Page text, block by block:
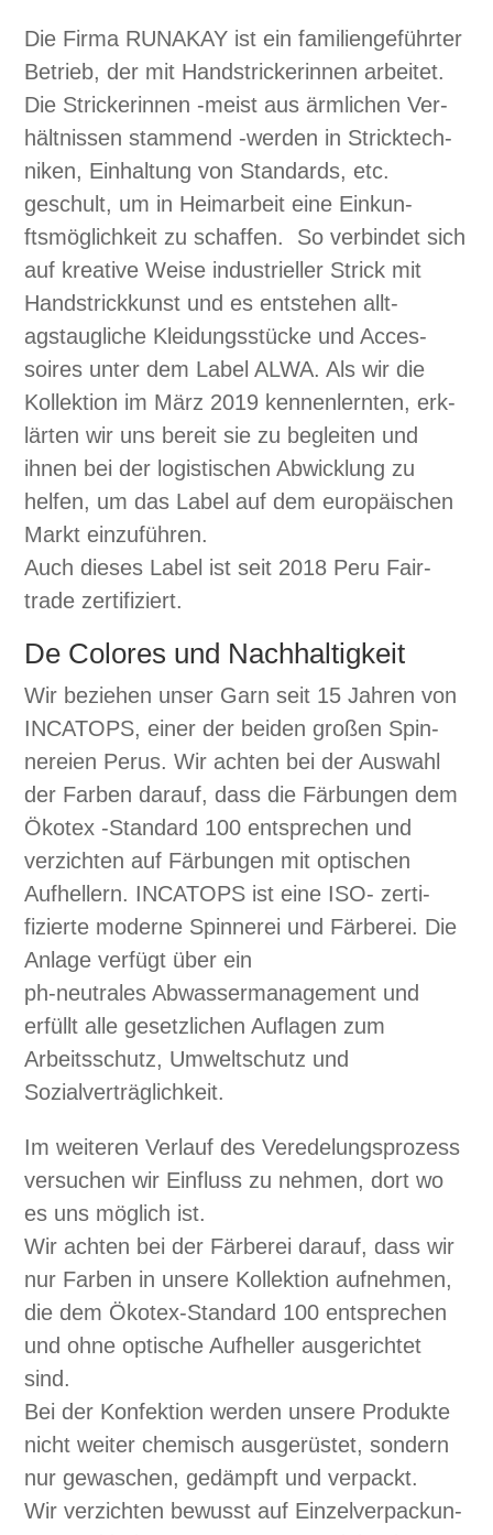
Die Fir­ma RUNAKAY ist ein fam­i­lienge­führter
Betrieb, der mit Hand­strick­erin­nen arbeit­et.
Die Strick­erin­nen ‑meist aus ärm­lichen Ver­
hält­nis­sen stam­mend ‑wer­den in Strick­tech­
niken, Ein­hal­tung von Stan­dards, etc.
geschult, um in Heimar­beit eine Einkun­
ftsmöglichkeit zu schaf­fen. So verbindet sich
auf kreative Weise indus­trieller Strick mit
Hand­strick­kun­st und es entste­hen all­t­
agstaugliche Klei­dungsstücke und Acces­
soires unter dem Label ALWA. Als wir die
Kollek­tion im März 2019 ken­nen­lern­ten, erk­
lärten wir uns bere­it sie zu begleit­en und
ihnen bei der logis­tis­chen Abwick­lung zu
helfen, um das Label auf dem europäis­chen
Markt einzuführen.
Auch dieses Label ist seit 2018 Peru Fair­
trade zer­ti­fiziert.
De Colores und Nachhaltigkeit
Wir beziehen unser Garn seit 15 Jahren von
INCATOPS, ein­er der bei­den großen Spin­
nereien Perus. Wir acht­en bei der Auswahl
der Far­ben darauf, dass die Fär­bun­gen dem
Öko­tex ‑Stan­dard 100 entsprechen und
verzicht­en auf Fär­bun­gen mit optis­chen
Aufhellern. INCATOPS ist eine ISO- zer­ti­
fizierte mod­erne Spin­nerei und Fär­berei. Die
Anlage ver­fügt über ein
ph-neu­trales Abwasser­man­age­ment und
erfüllt alle geset­zlichen Aufla­gen zum
Arbeitss­chutz, Umweltschutz und
Sozialverträglichkeit.
Im weit­eren Ver­lauf des Vere­delung­sprozess
ver­suchen wir Ein­fluss zu nehmen, dort wo
es uns möglich ist.
Wir acht­en bei der Fär­berei darauf, dass wir
nur Far­ben in unsere Kollek­tion aufnehmen,
die dem Öko­tex-Stan­dard 100 entsprechen
und ohne optis­che Aufheller aus­gerichtet
sind.
Bei der Kon­fek­tion wer­den unsere Pro­duk­te
nicht weit­er chemisch aus­gerüstet, son­dern
nur gewaschen, gedämpft und ver­packt.
Wir verzicht­en bewusst auf Einzelver­pack­un­